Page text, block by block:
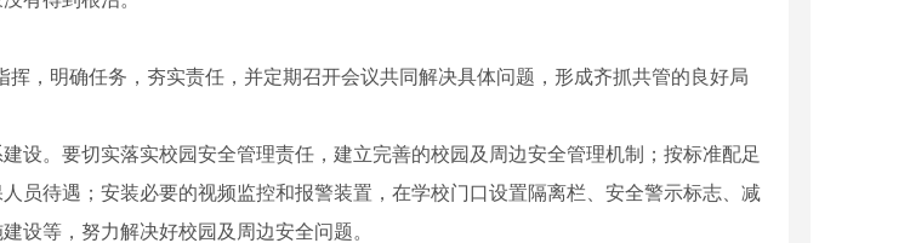
挥，明确任务，夯实责任，并定期召开会议共同解决具体问题，形成齐抓共管的良好局
设。要切实落实校园安全管理责任，建立完善的校园及周边安全管理机制；按标准配足
员待遇；安装必要的视频监控和报警装置，在学校门口设置隔离栏、安全警示标志、减
设等，努力解决好校园及周边安全问题。